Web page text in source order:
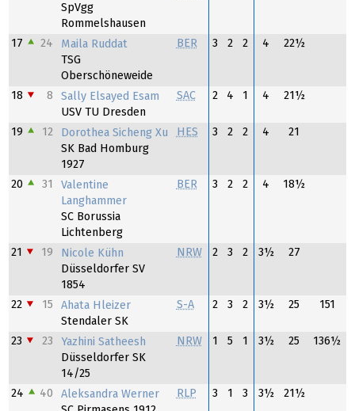
SpVgg
Rommelshausen
17 24
Maila Ruddat
TSG
Oberschöneweide
BER 3 2 2 4 22½
18 8
Sally Elsayed Esam
USV TU Dresden
SAC 2 4 1 4 21½
19 12
Dorothea Sicheng Xu
SK Bad Homburg
1927
HES 3 2 2 4 21
20 31
Valentine
Langhammer
SC Borussia
Lichtenberg
BER 3 2 2 4 18½
21 19
Nicole Kühn
Düsseldorfer SV
1854
NRW 2 3 2 3½ 27
22 15
Ahata Hleizer
Stendaler SK
S-A 2 3 2 3½ 25 151
23 23
Yazhini Satheesh
Düsseldorfer SK
14/25
NRW 1 5 1 3½ 25 136½
24 40
Aleksandra Werner
RLP 3 1 3 3½ 21½